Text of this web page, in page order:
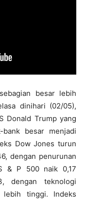
besar lebih
dinihari (02/05),
Donald Trump yang
bank besar menjadi
Dow Jones turun
dengan penurunan
& P 500 naik 0,17
dengan teknologi
lebih tinggi. Indeks